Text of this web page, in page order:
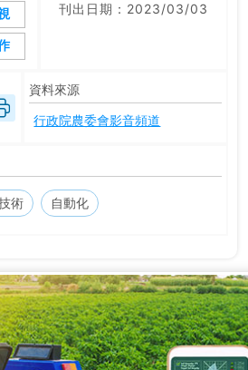
刊出日期：2023/03/03
資料來源
行政院農委會影音頻道
術 自動化